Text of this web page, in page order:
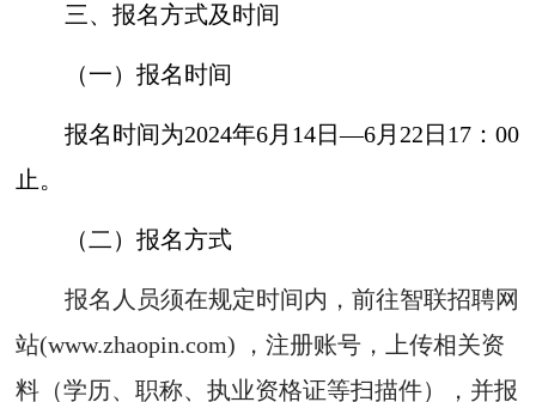
三、报名方式及时间
（一）报名时间
报名时间为2024年6月14日—6月22日17：00
止。
（二）报名方式
报名人员须在规定时间内，前往智联招聘网
站(www.zhaopin.com) ，注册账号，上传相关资
料（学历、职称、执业资格证等扫描件），并报